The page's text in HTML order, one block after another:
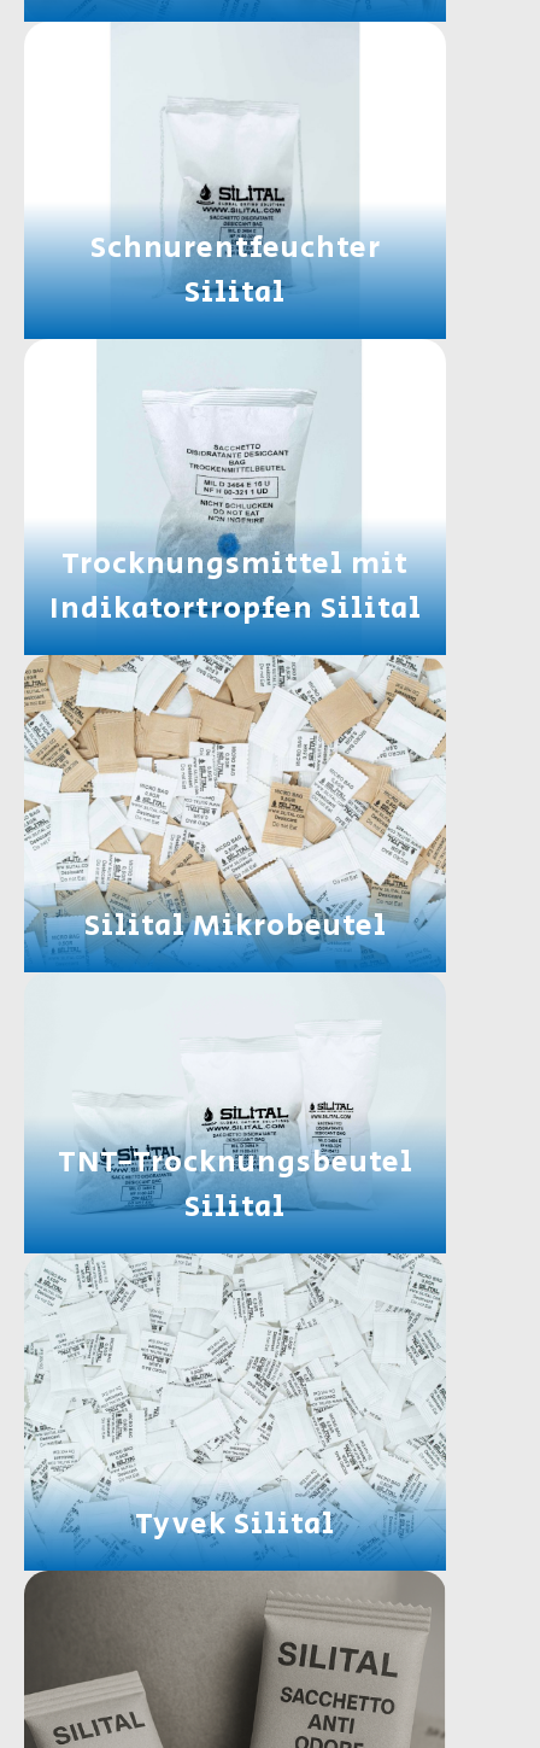
Schnurentfeuchter
Silital
Trocknungsmittel mit
Indikatortropfen Silital
Silital Mikrobeutel
TNT-Trocknungsbeutel
Silital
Tyvek Silital